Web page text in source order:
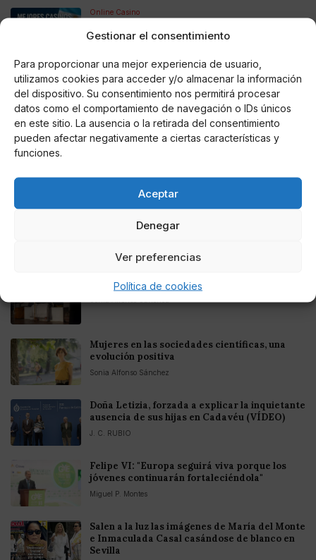
Gestionar el consentimiento
Para proporcionar una mejor experiencia de usuario,
utilizamos cookies para acceder y/o almacenar la información
del dispositivo. Su consentimiento nos permitirá procesar
datos como el comportamiento de navegación o IDs únicos
en este sitio. La ausencia o la retirada del consentimiento
pueden afectar negativamente a ciertas características y
funciones.
Aceptar
Denegar
Ver preferencias
Política de cookies
Online Casino
Criptomonedas en Argentina 2025
Online Casino
Mejores casinos online con
criptomonedas y Bitcoin en México 2025
Entretenimiento
Te puede interesar
Bilbao celebra el Bazter Fest en noviembre
Mujeres en las sociedades científicas, una
evolución positiva
Sonia Alfonso Sánchez
Doña Letizia, forzada a explicar la inquietante
ausencia de sus hijas en Cadavéu (VÍDEO)
J. C. RUBIO
Felipe VI: "Europa seguirá viva porque los
jóvenes continuarán fortaleciéndola"
Miguel P. Montes
Salen a la luz las imágenes de María del Monte
e Inmaculada Casal casándose de blanco en
Sevilla